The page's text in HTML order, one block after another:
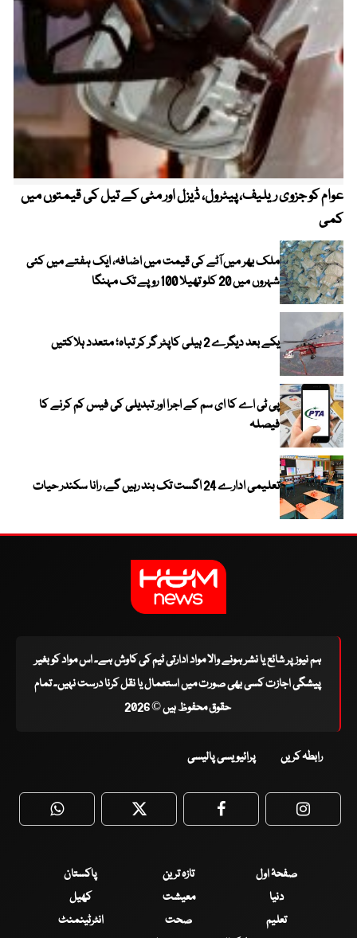
عوام کو جزوی ریلیف، پیٹرول، ڈیزل اور مٹی کے تیل کی قیمتوں میں
کمی
ملک بھر میں آٹے کی قیمت میں اضافہ، ایک ہفتے میں کئی
شہروں میں 20 کلو تھیلا 100 روپے تک مہنگا
یکے بعد دیگرے 2 ہیلی کاپٹر گر کر تباہ؛ متعدد ہلاکتیں
پی ٹی اے کا ای سم کے اجرا اور تبدیلی کی فیس کم کرنے کا
فیصلہ
تعلیمی ادارے 24 اگست تک بند رہیں گے، رانا سکندر حیات
ہم نیوز پر شائع یا نشر ہونے والا مواد ادارتی ٹیم کی کاوش ہے۔ اس مواد کو بغیر
پیشگی اجازت کسی بھی صورت میں استعمال یا نقل کرنا درست نہیں۔ تمام
حقوق محفوظ ہیں © 2026
رابطہ کریں پرائیویسی پالیسی
WhatsApp Twitter Facebook
صفحۂ اول تازہ ترین
پاکستان
دنیا
معیشت
کھیل
تعلیم
صحت
انٹرٹینمنٹ